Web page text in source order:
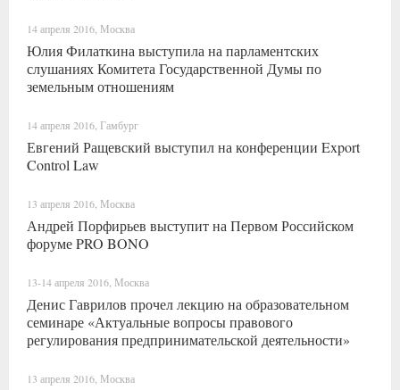
14 апреля 2016, Москва
Юлия Филаткина выступила на парламентских
слушаниях Комитета Государственной Думы по
земельным отношениям
14 апреля 2016, Гамбург
Евгений Ращевский выступил на конференции Export
Control Law
13 апреля 2016, Москва
Андрей Порфирьев выступит на Первом Российском
форуме PRO BONO
13-14 апреля 2016, Москва
Денис Гаврилов прочел лекцию на образовательном
семинаре «Актуальные вопросы правового
регулирования предпринимательской деятельности»
13 апреля 2016, Москва